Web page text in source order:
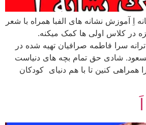
اِ آموزش نشانه های الفبا همراه با شعر
در کلاس اولی ها کمک میکنه.
سرا فاطمه صرافیان تهیه شده در
شادی حق تمام بچه های دنیاست
همراهی کنین تا با هم دنیای کودکان